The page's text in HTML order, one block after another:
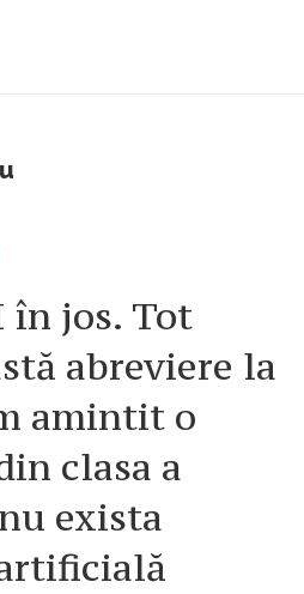
în jos. Tot
abreviere la
amintit o
clasa a
exista